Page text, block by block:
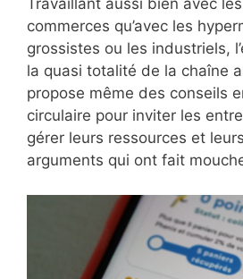
Travaillant aussi bien avec
commerces qu’avec les
grossistes ou les industriels,
la quasi totalité de la chaîne
propose même des conseils
circulaire pour inviter les
gérer leurs ressources et
arguments qui ont fait